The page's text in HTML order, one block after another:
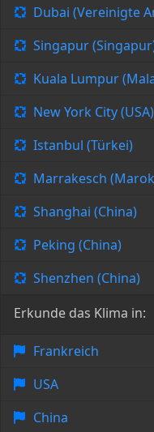
Dubai (Vereinigte
Singapur
Kuala Lumpur
New York City (USA)
Istanbul (Türkei)
Marrakesch
Shanghai (China)
Peking (China)
Shenzhen (China)
Erkunde das Klima in:
Frankreich
USA
China